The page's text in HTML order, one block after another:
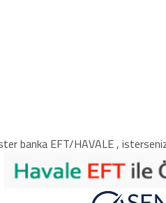
banka EFT/HAVALE ,